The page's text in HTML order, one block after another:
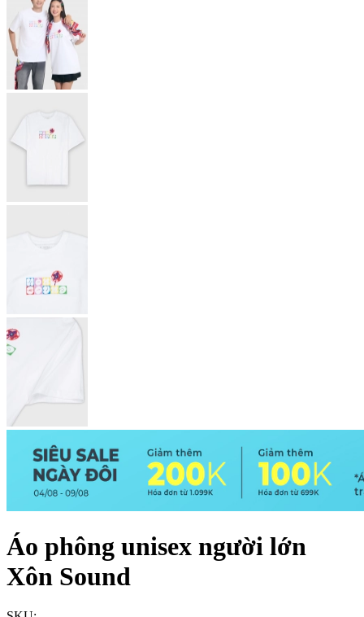
Áo phông unisex người lớn
Xôn Sound